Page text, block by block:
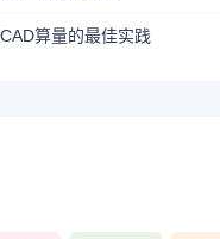
算量的最佳实践